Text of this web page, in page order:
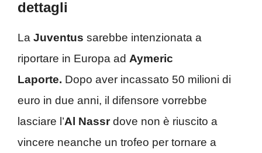
dettagli
La Juventus sarebbe intenzionata a
riportare in Europa ad Aymeric
Laporte. Dopo aver incassato 50 milioni di
euro in due anni, il difensore vorrebbe
lasciare l’Al Nassrdove non è riuscito a
vincere neanche un trofeo per tornare a